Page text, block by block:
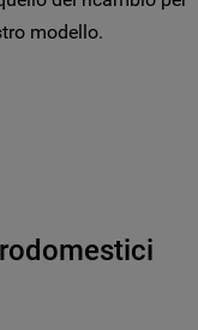
modello.